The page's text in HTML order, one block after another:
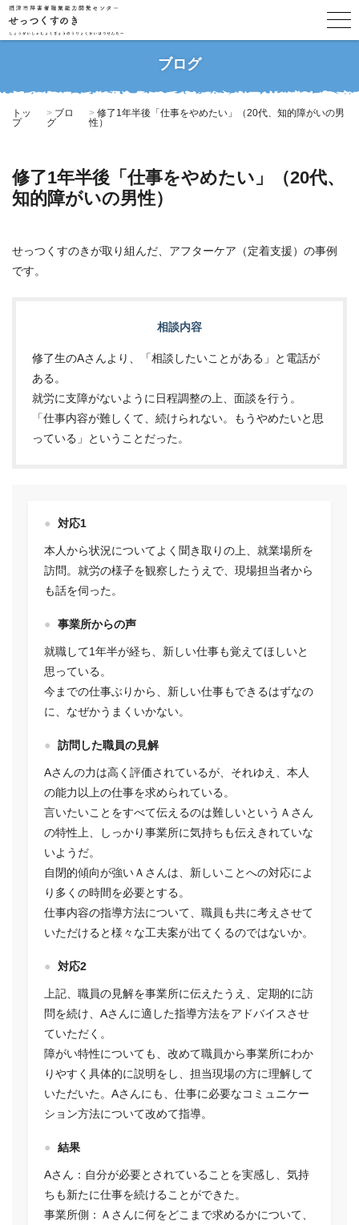
ブログ
トッ
プ
ブロ
グ
修了1年半後「仕事をやめたい」（20代、知的障がいの男
性）
修了1年半後「仕事をやめたい」（20代、
知的障がいの男性）
せっつくすのきが取り組んだ、アフターケア（定着支援）の事例
です。
相談内容
修了生のAさんより、「相談したいことがある」と電話が
ある。
就労に支障がないように日程調整の上、面談を行う。
「仕事内容が難しくて、続けられない。もうやめたいと思
っている」ということだった。
対応1
本人から状況についてよく聞き取りの上、就業場所を
訪問。就労の様子を観察したうえで、現場担当者から
も話を伺った。
事業所からの声
就職して1年半が経ち、新しい仕事も覚えてほしいと
思っている。
今までの仕事ぶりから、新しい仕事もできるはずなの
に、なぜかうまくいかない。
訪問した職員の見解
Aさんの力は高く評価されているが、それゆえ、本人
の能力以上の仕事を求められている。
言いたいことをすべて伝えるのは難しいというＡさん
の特性上、しっかり事業所に気持ちも伝えきれていな
いようだ。
自閉的傾向が強いＡさんは、新しいことへの対応によ
り多くの時間を必要とする。
仕事内容の指導方法について、職員も共に考えさせて
いただけると様々な工夫案が出てくるのではないか。
対応2
上記、職員の見解を事業所に伝えたうえ、定期的に訪
問を続け、Aさんに適した指導方法をアドバイスさせ
ていただく。
障がい特性についても、改めて職員から事業所にわか
りやすく具体的に説明をし、担当現場の方に理解して
いただいた。Aさんにも、仕事に必要なコミュニケー
ション方法について改めて指導。
結果
Aさん：自分が必要とされていることを実感し、気持
ちも新たに仕事を続けることができた。
事業所側：Ａさんに何をどこまで求めるかについて、